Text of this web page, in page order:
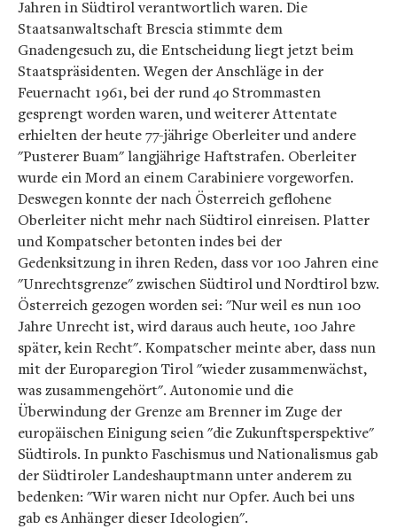
Jahren in Südtirol verantwortlich waren. Die
Staatsanwaltschaft Brescia stimmte dem
Gnadengesuch zu, die Entscheidung liegt jetzt beim
Staatspräsidenten. Wegen der Anschläge in der
Feuernacht 1961, bei der rund 40 Strommasten
gesprengt worden waren, und weiterer Attentate
erhielten der heute 77-jährige Oberleiter und andere
"Pusterer Buam" langjährige Haftstrafen. Oberleiter
wurde ein Mord an einem Carabiniere vorgeworfen.
Deswegen konnte der nach Österreich geflohene
Oberleiter nicht mehr nach Südtirol einreisen. Platter
und Kompatscher betonten indes bei der
Gedenksitzung in ihren Reden, dass vor 100 Jahren eine
"Unrechtsgrenze" zwischen Südtirol und Nordtirol bzw.
Österreich gezogen worden sei: "Nur weil es nun 100
Jahre Unrecht ist, wird daraus auch heute, 100 Jahre
später, kein Recht". Kompatscher meinte aber, dass nun
mit der Europaregion Tirol "wieder zusammenwächst,
was zusammengehört". Autonomie und die
Überwindung der Grenze am Brenner im Zuge der
europäischen Einigung seien "die Zukunftsperspektive"
Südtirols. In punkto Faschismus und Nationalismus gab
der Südtiroler Landeshauptmann unter anderem zu
bedenken: "Wir waren nicht nur Opfer. Auch bei uns
gab es Anhänger dieser Ideologien".